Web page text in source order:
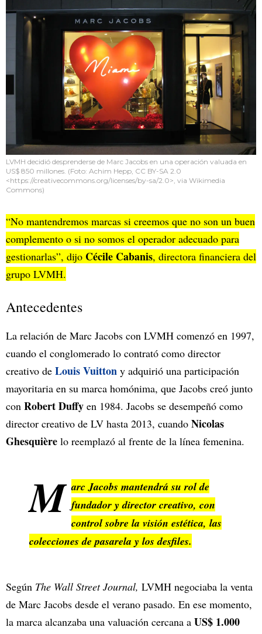
LVMH decidió desprenderse de Marc Jacobs en una operación valuada en
US$ 850 millones. (Foto: Achim Hepp, CC BY-SA 2.0
<https://creativecommons.org/licenses/by-sa/2.0>, via Wikimedia
Commons)
“No mantendremos marcas si creemos que no son un buen
complemento o si no somos el operador adecuado para
gestionarlas”, dijo Cécile Cabanis, directora financiera del
grupo LVMH.
Antecedentes
La relación de Marc Jacobs con LVMH comenzó en 1997,
cuando el conglomerado lo contrató como director
creativo de Louis Vuitton y adquirió una participación
mayoritaria en su marca homónima, que Jacobs creó junto
con Robert Duffy en 1984. Jacobs se desempeñó como
director creativo de LV hasta 2013, cuando Nicolas
Ghesquière lo reemplazó al frente de la línea femenina.
M arc Jacobs mantendrá su rol de
fundador y director creativo, con
control sobre la visión estética, las
colecciones de pasarela y los desfiles.
Según The Wall Street Journal, LVMH negociaba la venta
de Marc Jacobs desde el verano pasado. En ese momento,
la marca alcanzaba una valuación cercana a US$ 1.000